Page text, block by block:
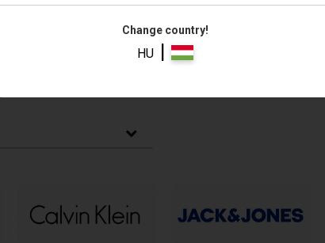
Change country!
HU